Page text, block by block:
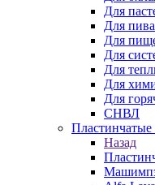
Для
Для
Для
Для
Для
Для
Для
СНВЛ
Назад